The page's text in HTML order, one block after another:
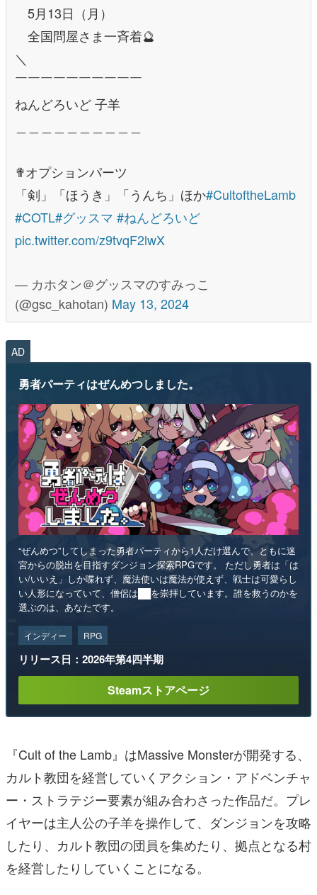
5月13日（月）
全国問屋さま一斉着🔮
＼
￣￣￣￣￣￣￣￣￣￣
ねんどろいど 子羊
✟オプションパーツ
「剣」「ほうき」「うんち」ほか#CultoftheLamb
#COTL#グッスマ #ねんどろいど
pic.twitter.com/z9tvqF2lwX
— カホタン＠グッスマのすみっこ
(@gsc_kahotan) May 13, 2024
AD
勇者パーティはぜんめつしました。
“ぜんめつ”してしまった勇者パーティから1人だけ選んで、ともに迷
宮からの脱出を目指すダンジョン探索RPGです。 ただし勇者は「は
い/いいえ」しか喋れず、魔法使いは魔法が使えず、戦士は可愛らし
い人形になっていて、僧侶は██を崇拝しています。誰を救うのかを
選ぶのは、あなたです。
インディー RPG
リリース日：2026年第4四半期
Steamストアページ
『Cult of the Lamb』はMassive Monsterが開発する、
カルト教団を経営していくアクション・アドベンチャ
ー・ストラテジー要素が組み合わさった作品だ。プレ
イヤーは主人公の子羊を操作して、ダンジョンを攻略
したり、カルト教団の団員を集めたり、拠点となる村
を経営したりしていくことになる。